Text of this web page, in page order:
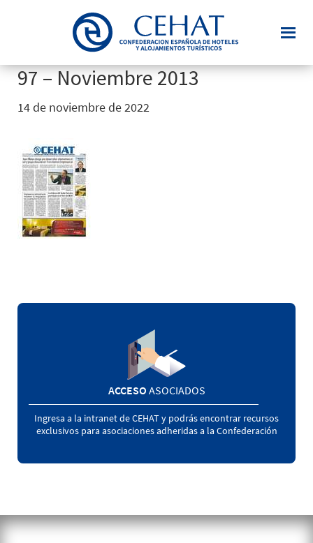
principal
97 – Noviembre 2013
14 de noviembre de 2022
ACCESO ASOCIADOS
Ingresa a la intranet de CEHAT y podrás encontrar recursos
exclusivos para asociaciones adheridas a la Confederación